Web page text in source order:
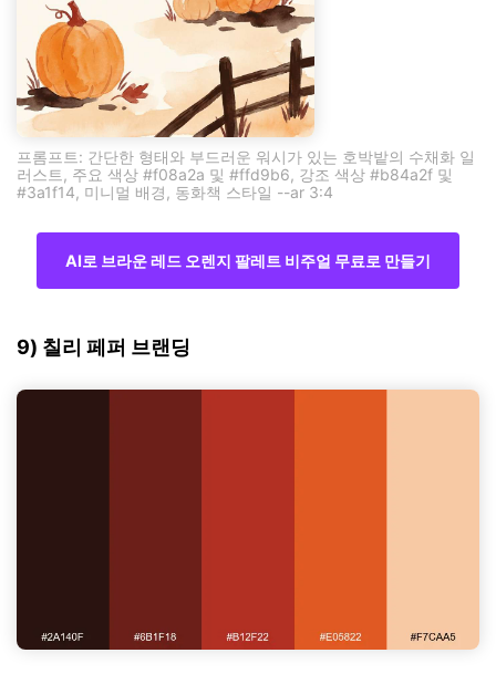
프롬프트: 간단한 형태와 부드러운 워시가 있는 호박밭의 수채화 일
러스트, 주요 색상 #f08a2a 및 #ffd9b6, 강조 색상 #b84a2f 및
#3a1f14, 미니멀 배경, 동화책 스타일 --ar 3:4
AI로 브라운 레드 오렌지 팔레트 비주얼 무료로 만들기
9) 칠리 페퍼 브랜딩